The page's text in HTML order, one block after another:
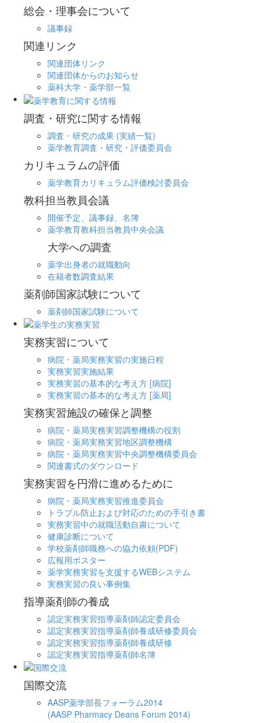
総会・理事会について
議事録
関連リンク
関連団体リンク
関連団体からのお知らせ
薬科大学・薬学部一覧
調査・研究に関する情報
調査・研究の成果 (実績一覧)
薬学教育調査・研究・評価委員会
カリキュラムの評価
薬学教育カリキュラム評価検討委員会
教科担当教員会議
開催予定、議事録、名簿
薬学教育教科担当教員中央会議
大学への調査
薬学出身者の就職動向
在籍者数調査結果
薬剤師国家試験について
薬剤師国家試験について
実務実習について
病院・薬局実務実習の実施日程
実務実習実施結果
実務実習の基本的な考え方 [病院]
実務実習の基本的な考え方 [薬局]
実務実習施設の確保と調整
病院・薬局実務実習調整機構の役割
病院・薬局実務実習地区調整機構
病院・薬局実務実習中央調整機構委員会
関連書式のダウンロード
実務実習を円滑に進めるために
病院・薬局実務実習推進委員会
トラブル防止および対応のための手引き書
実務実習中の就職活動自粛について
健康診断について
学校薬剤師職務への協力依頼(PDF)
広報用ポスター
薬学実務実習を支援するWEBシステム
実務実習の良い事例集
指導薬剤師の養成
認定実務実習指導薬剤師認定委員会
認定実務実習指導薬剤師養成研修委員会
認定実務実習指導薬剤師養成研修
認定実務実習指導薬剤師名簿
国際交流
AASP薬学部長フォーラム2014
(AASP Pharmacy Deans Forum 2014)